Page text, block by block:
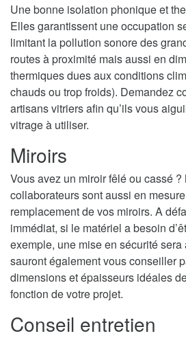
Une bonne isolation phonique et
Elles garantissent une occupation
limitant la pollution sonore des
routes à proximité mais aussi en
thermiques dues aux conditions
chauds ou trop froids). Demandez
artisans vitriers afin qu’ils vous
vitrage à utiliser.
Miroirs
Vous avez un miroir fêlé ou cassé
collaborateurs sont aussi en
remplacement de vos miroirs. A
immédiat, si le matériel a besoin
exemple, une mise en sécurité
sauront également vous conseiller
dimensions et épaisseurs idéales
fonction de votre projet.
Conseil entretien